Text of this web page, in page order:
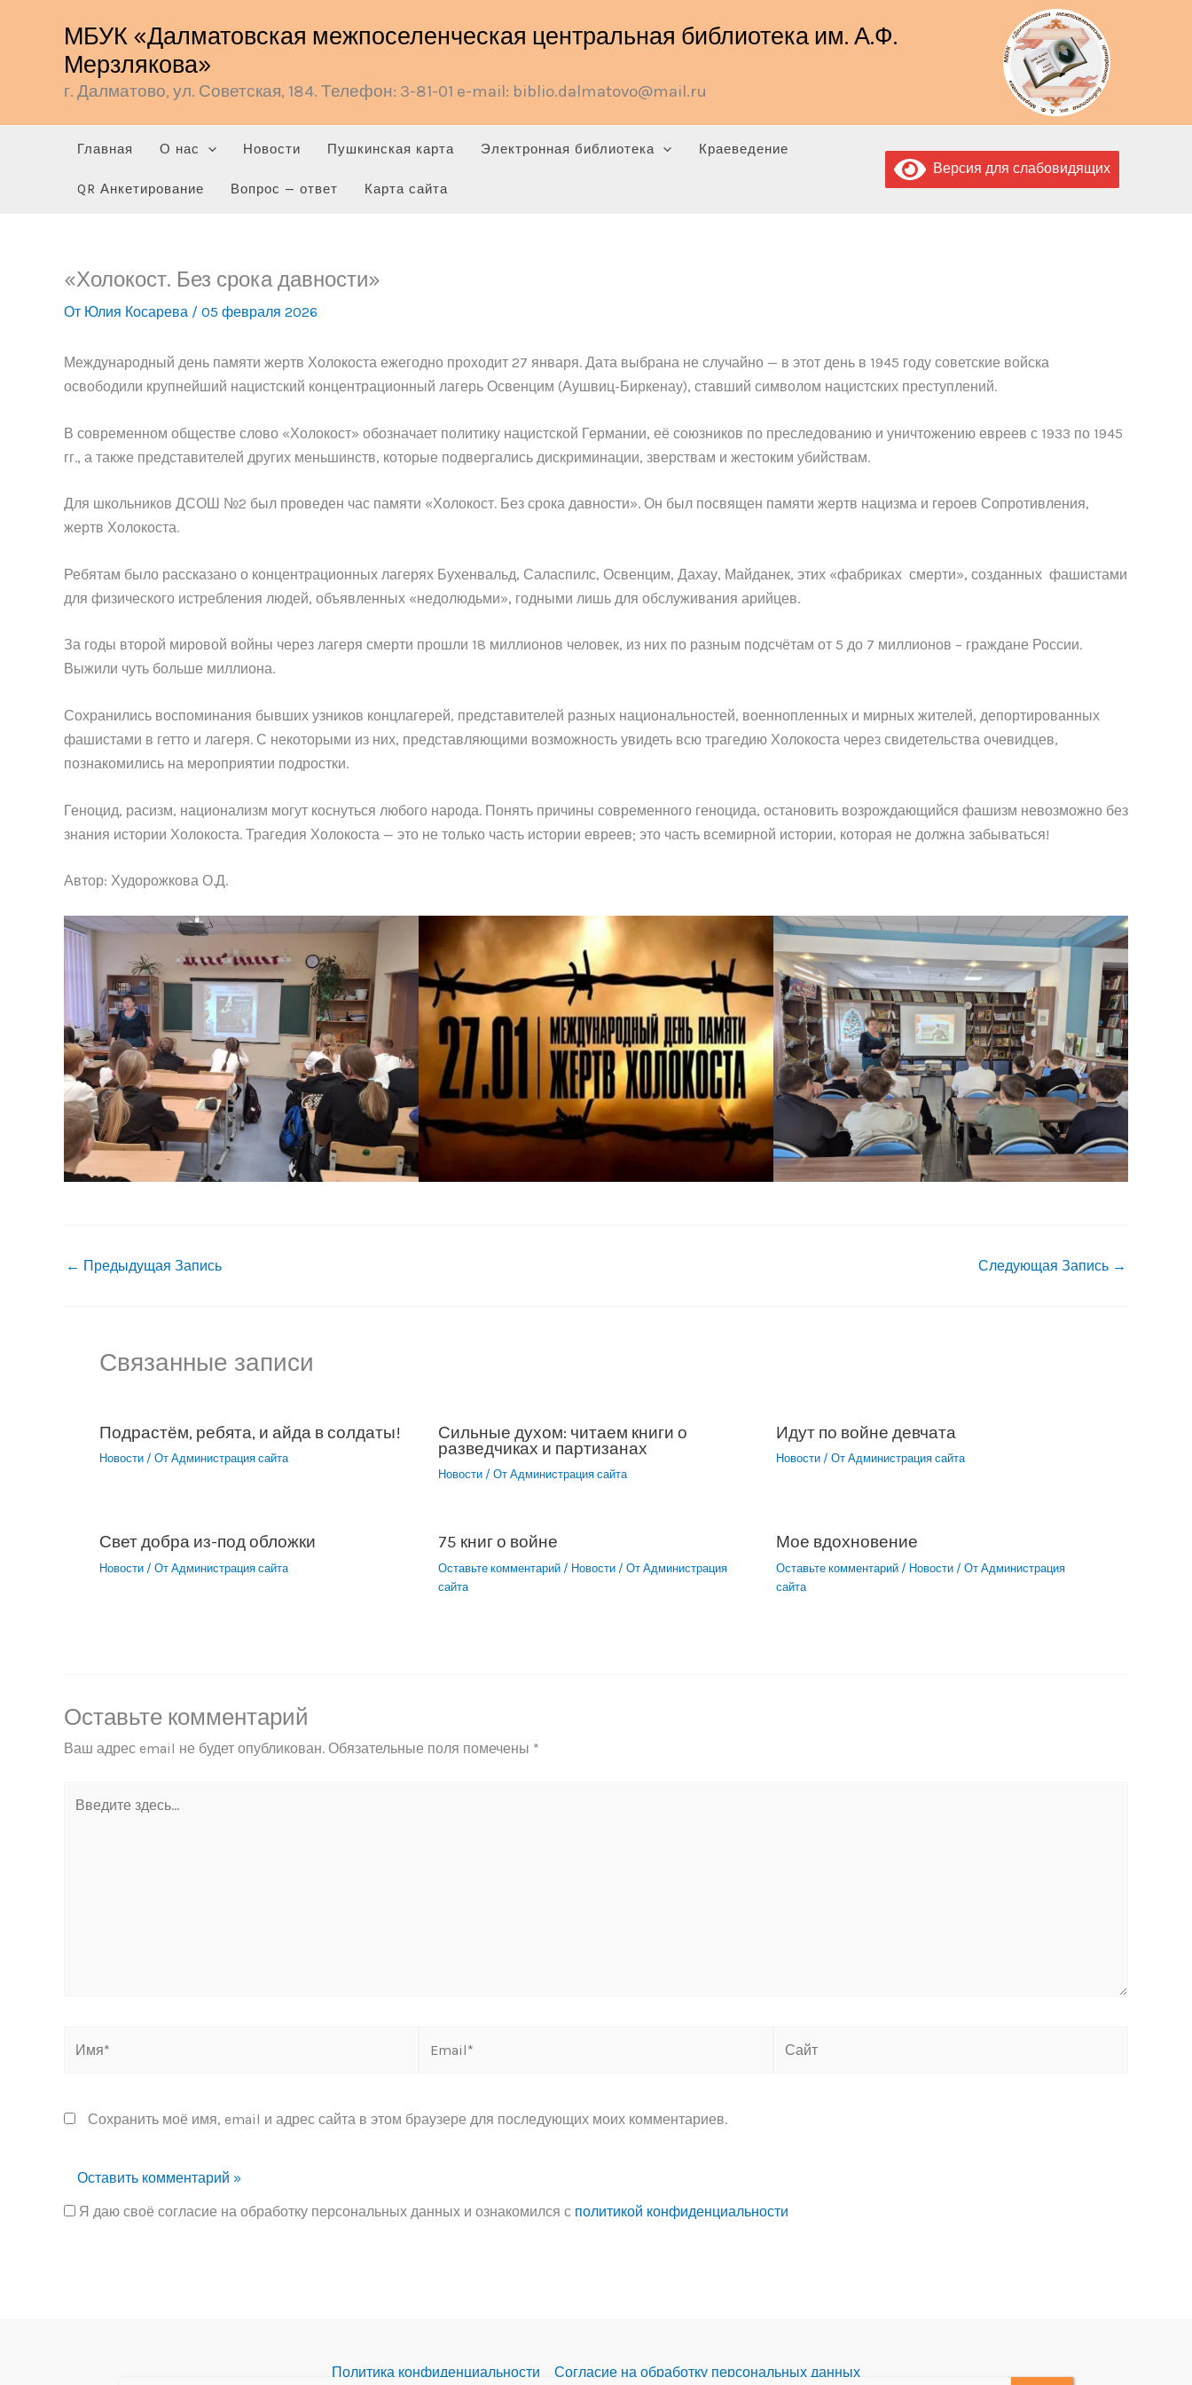
содержимому
МБУК «Далматовская межпоселенческая центральная библиотека им. А.Ф.
Мерзлякова»
г. Далматово, ул. Советская, 184. Телефон: 3-81-01 e-mail: biblio.dalmatovo@mail.ru
Главная О нас Новости Пушкинская карта Электронная библиотека Краеведение
QR Анкетирование Вопрос — ответ Карта сайта
Версия для слабовидящих
«Холокост. Без срока давности»
От Юлия Косарева / 05 февраля 2026
Международный день памяти жертв Холокоста ежегодно проходит 27 января. Дата выбрана не случайно — в этот день в 1945 году советские войска
освободили крупнейший нацистский концентрационный лагерь Освенцим (Аушвиц-Биркенау), ставший символом нацистских преступлений.
В современном обществе слово «Холокост» обозначает политику нацистской Германии, её союзников по преследованию и уничтожению евреев с 1933 по 1945
гг., а также представителей других меньшинств, которые подвергались дискриминации, зверствам и жестоким убийствам.
Для школьников ДСОШ №2 был проведен час памяти «Холокост. Без срока давности». Он был посвящен памяти жертв нацизма и героев Сопротивления,
жертв Холокоста.
Ребятам было рассказано о концентрационных лагерях Бухенвальд, Саласпилс, Освенцим, Дахау, Майданек, этих «фабриках смерти», созданных фашистами
для физического истребления людей, объявленных «недолюдьми», годными лишь для обслуживания арийцев.
За годы второй мировой войны через лагеря смерти прошли 18 миллионов человек, из них по разным подсчётам от 5 до 7 миллионов – граждане России.
Выжили чуть больше миллиона.
Сохранились воспоминания бывших узников концлагерей, представителей разных национальностей, военнопленных и мирных жителей, депортированных
фашистами в гетто и лагеря. С некоторыми из них, представляющими возможность увидеть всю трагедию Холокоста через свидетельства очевидцев,
познакомились на мероприятии подростки.
Геноцид, расизм, национализм могут коснуться любого народа. Понять причины современного геноцида, остановить возрождающийся фашизм невозможно без
знания истории Холокоста. Трагедия Холокоста — это не только часть истории евреев; это часть всемирной истории, которая не должна забываться!
Автор: Худорожкова О.Д.
← Предыдущая Запись Следующая Запись →
Связанные записи
Подрастём, ребята, и айда в солдаты!
Новости / От Администрация сайта
Сильные духом: читаем книги о
разведчиках и партизанах
Новости/ От Администрация сайта
Идут по войне девчата
Новости / ОтАдминистрация сайта
Свет добра из-под обложки
Новости / От Администрация сайта
75 книг о войне
Оставьте комментарий / Новости/ От Администрация
сайта
Мое вдохновение
Оставьте комментарий / Новости / ОтАдминистрация
сайта
Оставьте комментарий
Ваш адрес email не будет опубликован. Обязательные поля помечены *
здесь...
Сохранить моё имя, email и адрес сайта в этом браузере для последующих моих комментариев.
Я даю своё согласие на обработку персональных данных и ознакомился с политикой конфиденциальности
Политика конфиденциальности Согласие на обработку персональных данных